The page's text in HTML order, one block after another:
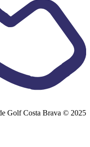
Golf Costa Brava © 2025